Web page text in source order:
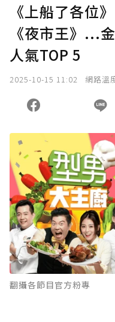
《上船了各位
《夜市王》...
人氣TOP 5
2025-10-15 11:02 網路溫
翻攝各節目官方粉專